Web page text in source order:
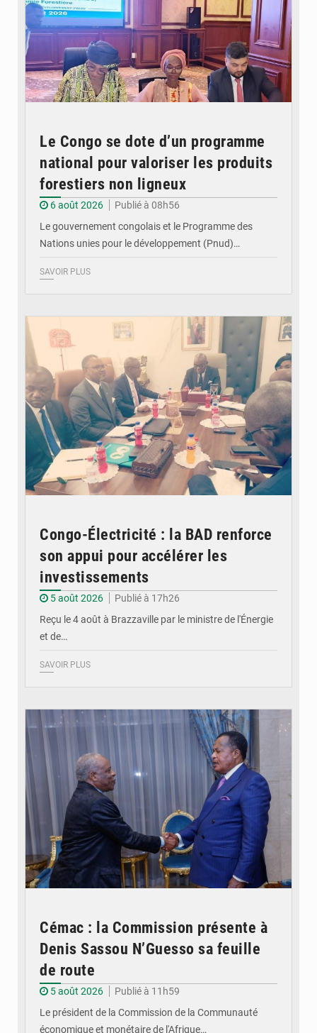
Le Congo se dote d’un programme
national pour valoriser les produits
forestiers non ligneux
6 août 2026
Publié à 08h56
Le gouvernement congolais et le Programme des
Nations unies pour le développement (Pnud)…
SAVOIR PLUS
Congo-Électricité : la BAD renforce
son appui pour accélérer les
investissements
5 août 2026
Publié à 17h26
Reçu le 4 août à Brazzaville par le ministre de l'Énergie
et de…
SAVOIR PLUS
Cémac : la Commission présente à
Denis Sassou N’Guesso sa feuille
de route
5 août 2026
Publié à 11h59
Le président de la Commission de la Communauté
économique et monétaire de l'Afrique…